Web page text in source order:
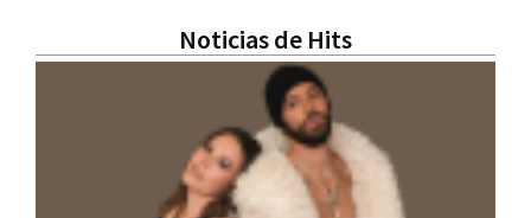
Noticias de Hits